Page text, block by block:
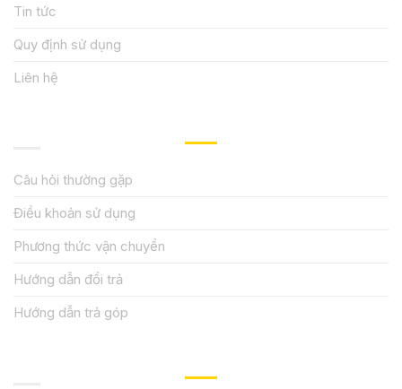
Tin tức
Quy định sử dụng
Liên hệ
Câu hỏi thường gặp
Điều khoản sử dụng
Phương thức vận chuyển
Hướng dẫn đổi trả
Hướng dẫn trả góp